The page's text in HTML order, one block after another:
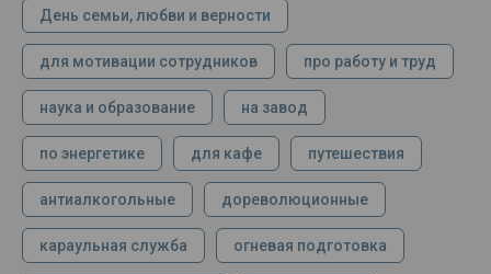
День семьи, любви и верности
для мотивации сотрудников про работу и труд
наука и образование на завод
по энергетике для кафе путешествия
антиалкогольные дореволюционные
караульная служба огневая подготовка